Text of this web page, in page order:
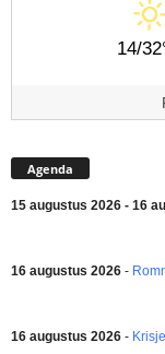
14/
Agenda
15 augustus 2026 - 16
16 augustus 2026 -
16 augustus 2026 -